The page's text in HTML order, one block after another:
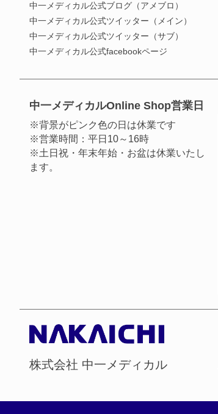
中一メディカル公式ブログ（アメブロ）
中一メディカル公式ツイッター（メイン）
中一メディカル公式ツイッター（サブ）
中一メディカル公式facebookページ
中一メディカルOnline Shop営業日
※背景がピンク色の日は休業です
※営業時間：平日10～16時
※土日祝・年末年始・お盆は休業いたし
ます。
株式会社 中一メディカル